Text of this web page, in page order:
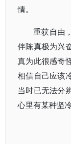
情。
重获自由
伴陈真极为兴
真为此很感奇
相信自己应该
当时已无法分
心里有某种坚